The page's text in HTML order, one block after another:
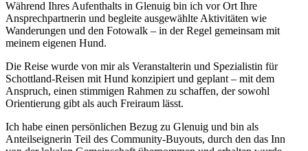
Während Ihres Aufenthalts in Glenuig bin ich vor Ort Ihre
Ansprechpartnerin und begleite ausgewählte Aktivitäten wie
Wanderungen und den Fotowalk – in der Regel gemeinsam mit
meinem eigenen Hund.
Die Reise wurde von mir als Veranstalterin und Spezialistin für
Schottland-Reisen mit Hund konzipiert und geplant – mit dem
Anspruch, einen stimmigen Rahmen zu schaffen, der sowohl
Orientierung gibt als auch Freiraum lässt.
Ich habe einen persönlichen Bezug zu Glenuig und bin als
Anteilseignerin Teil des Community-Buyouts, durch den das Inn